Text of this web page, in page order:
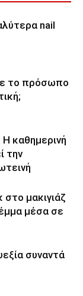
nail
το πρόσωπο
καθημερινή
την
στο μακιγιάζ
μέσα σε
συναντά